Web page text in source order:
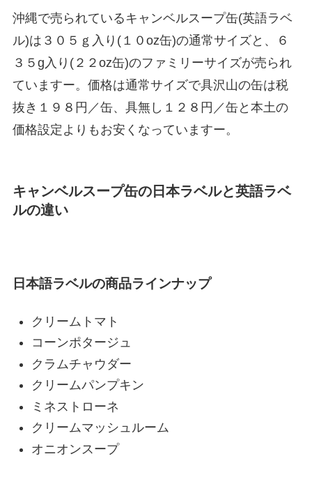
沖縄で売られているキャンベルスープ缶(英語ラベ
ル)は３０５ｇ入り(１０oz缶)の通常サイズと、６
３５g入り(２２oz缶)のファミリーサイズが売られ
ていますー。価格は通常サイズで具沢山の缶は税
抜き１９８円／缶、具無し１２８円／缶と本土の
価格設定よりもお安くなっていますー。
キャンベルスープ缶の日本ラベルと英語ラベ
ルの違い
日本語ラベルの商品ラインナップ
クリームトマト
コーンポタージュ
クラムチャウダー
クリームパンプキン
ミネストローネ
クリームマッシュルーム
オニオンスープ